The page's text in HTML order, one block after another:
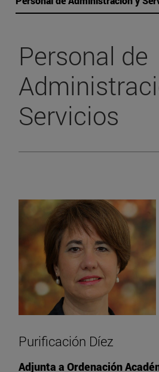
Personal de
Servicios
Purificación Díez
Adjunta a Ordenación